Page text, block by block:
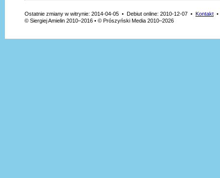
Ostatnie zmiany w witrynie: 2014-04-05 • Debiut online: 2010-12-07 • Kontakt
© Siergiej Amielin 2010–2016 • © Prószyński Media 2010–2026